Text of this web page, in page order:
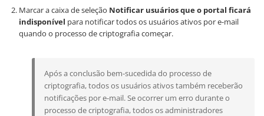
Marcar a caixa de seleção Notificar usuários que o portal ficará
indisponível para notificar todos os usuários ativos por e-mail
quando o processo de criptografia começar.
Após a conclusão bem-sucedida do processo de
criptografia, todos os usuários ativos também receberão
notificações por e-mail. Se ocorrer um erro durante o
processo de criptografia, todos os administradores